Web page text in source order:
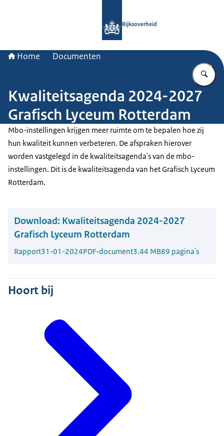
Rijksoverheid
Home Documenten
Kwaliteitsagenda 2024-2027
Grafisch Lyceum Rotterdam
Mbo-instellingen krijgen meer ruimte om te bepalen hoe zij
hun kwaliteit kunnen verbeteren. De afspraken hierover
worden vastgelegd in de kwaliteitsagenda's van de mbo-
instellingen. Dit is de kwaliteitsagenda van het Grafisch Lyceum
Rotterdam.
Download: Kwaliteitsagenda 2024-2027
Grafisch Lyceum Rotterdam
Rapport31-01-2024PDF-document3.44 MB89 pagina's
Hoort bij